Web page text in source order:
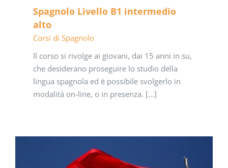
Spagnolo Livello B1 intermedio
alto
Corsi di Spagnolo
Il corso si rivolge ai giovani, dai 15 anni in su,
che desiderano proseguire lo studio della
lingua spagnola ed è possibile svolgerlo in
modalità on-line, o in presenza. [...]